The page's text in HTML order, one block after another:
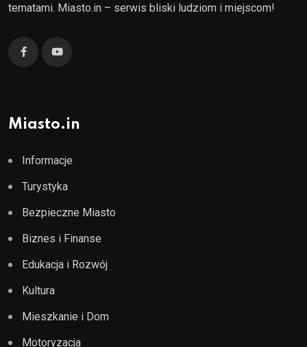
tematami. Miasto.in – serwis bliski ludziom i miejscom!
Miasto.in
Informacje
Turystyka
Bezpieczne Miasto
Biznes i Finanse
Edukacja i Rozwój
Kultura
Mieszkanie i Dom
Motoryzacja